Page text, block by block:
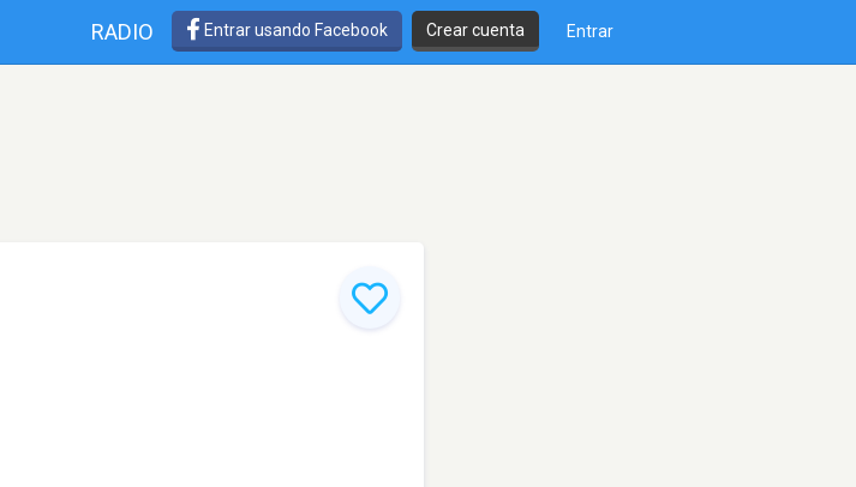
RADIO Entrar usando Facebook Crear cuenta Entrar